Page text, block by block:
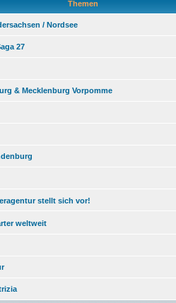
Themen
/ Nordsee
27
& Mecklenburg Vorpomme
stellt sich vor!
weltweit